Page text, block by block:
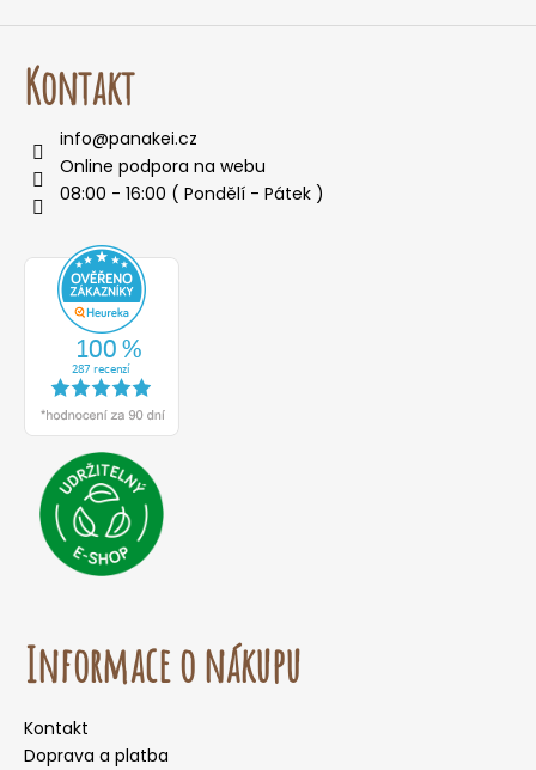
í
t
?
o
e
Kontakt
info@panakei.cz
Online podpora na webu
08:00 - 16:00 ( Pondělí - Pátek )
Informace o nákupu
Kontakt
Doprava a platba